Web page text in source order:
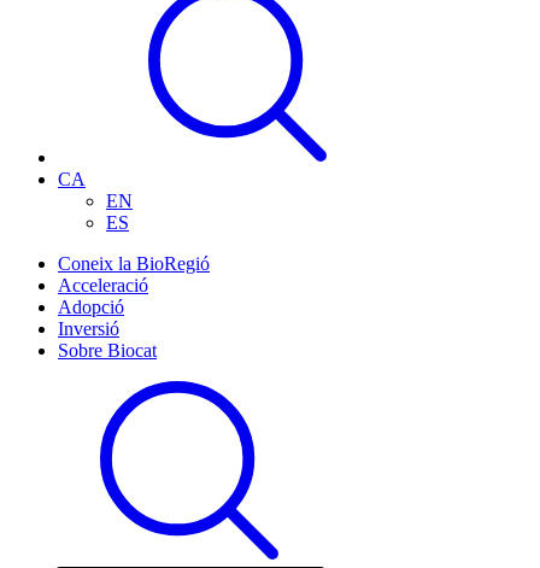
CA
EN
ES
Coneix la BioRegió
Acceleració
Adopció
Inversió
Sobre Biocat